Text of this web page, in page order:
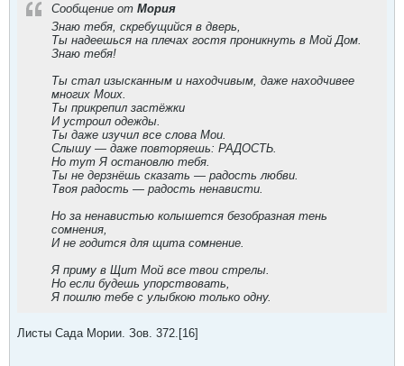
Сообщение от Мория
Знаю тебя, скребущийся в дверь,
Ты надеешься на плечах гостя проникнуть в Мой Дом.
Знаю тебя!
Ты стал изысканным и находчивым, даже находчивее
многих Моих.
Ты прикрепил застёжки
И устроил одежды.
Ты даже изучил все слова Мои.
Слышу — даже повторяешь: РАДОСТЬ.
Но тут Я остановлю тебя.
Ты не дерзнёшь сказать — радость любви.
Твоя радость — радость ненависти.
Но за ненавистью колышется безобразная тень
сомнения,
И не годится для щита сомнение.
Я приму в Щит Мой все твои стрелы.
Но если будешь упорствовать,
Я пошлю тебе с улыбкою только одну.
Листы Сада Мории. Зов. 372.[16]